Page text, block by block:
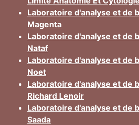
Laboratoire d'analyse et de
Magenta
Laboratoire d'analyse et de
Nataf
Laboratoire d'analyse et de
Noet
Laboratoire d'analyse et de
Richard Lenoir
Laboratoire d'analyse et de
Saada